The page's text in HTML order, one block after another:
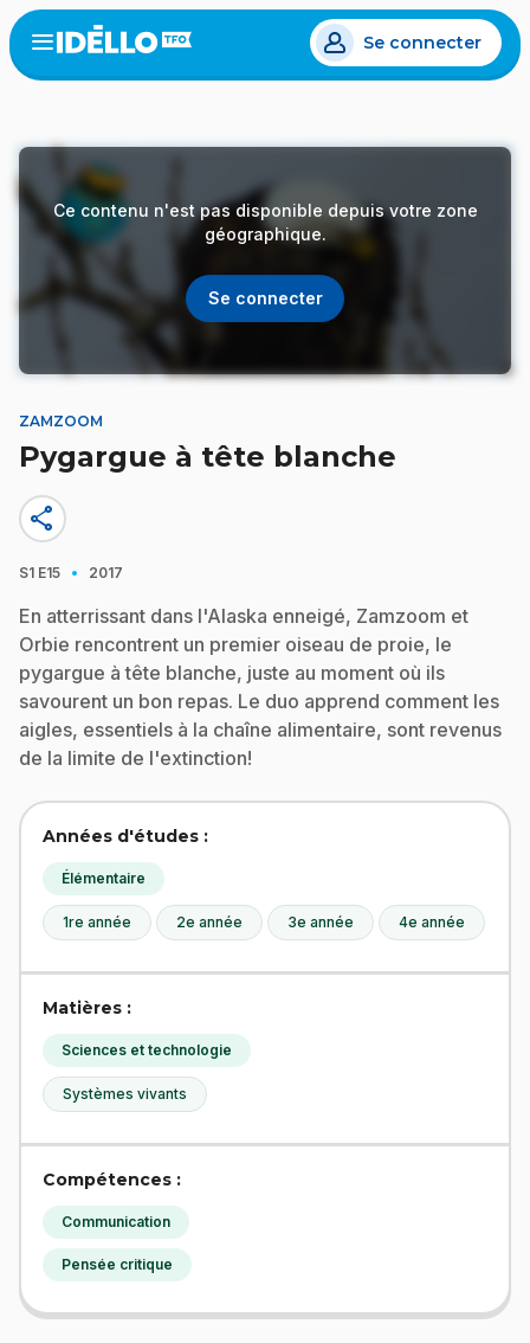
Aller
au
contenu
Open
menu
Se connecter
Ce contenu n'est pas disponible depuis votre zone
géographique.
Se connecter
ZAMZOOM
Pygargue à tête blanche
share
S1 E15 · 2017
En atterrissant dans l'Alaska enneigé, Zamzoom et
Orbie rencontrent un premier oiseau de proie, le
pygargue à tête blanche, juste au moment où ils
savourent un bon repas. Le duo apprend comment les
aigles, essentiels à la chaîne alimentaire, sont revenus
de la limite de l'extinction!
Années d'études :
Élémentaire
1re année 2e année 3e année 4e année
Matières :
Sciences et technologie
Systèmes vivants
Compétences :
Communication
Pensée critique